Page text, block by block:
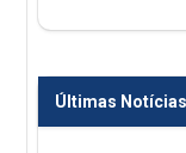
Últimas Notícias